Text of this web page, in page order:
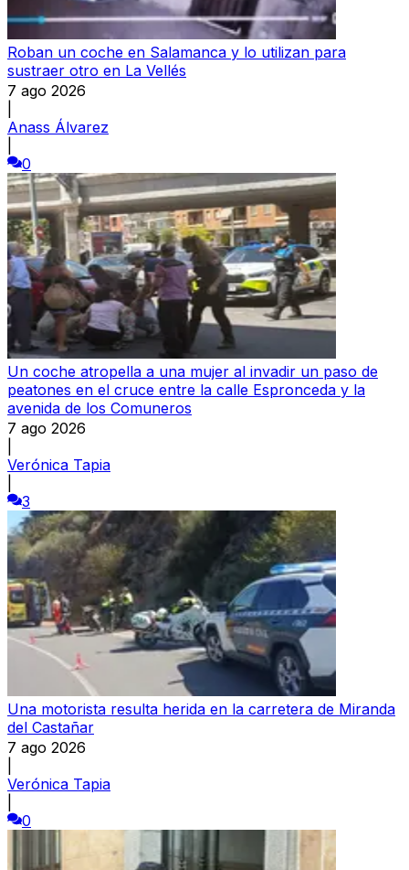
Roban un coche en Salamanca y lo utilizan para
sustraer otro en La Vellés
7 ago 2026
Anass Álvarez
0
Un coche atropella a una mujer al invadir un paso de
peatones en el cruce entre la calle Espronceda y la
avenida de los Comuneros
7 ago 2026
Verónica Tapia
3
Una motorista resulta herida en la carretera de Miranda
del Castañar
7 ago 2026
Verónica Tapia
0